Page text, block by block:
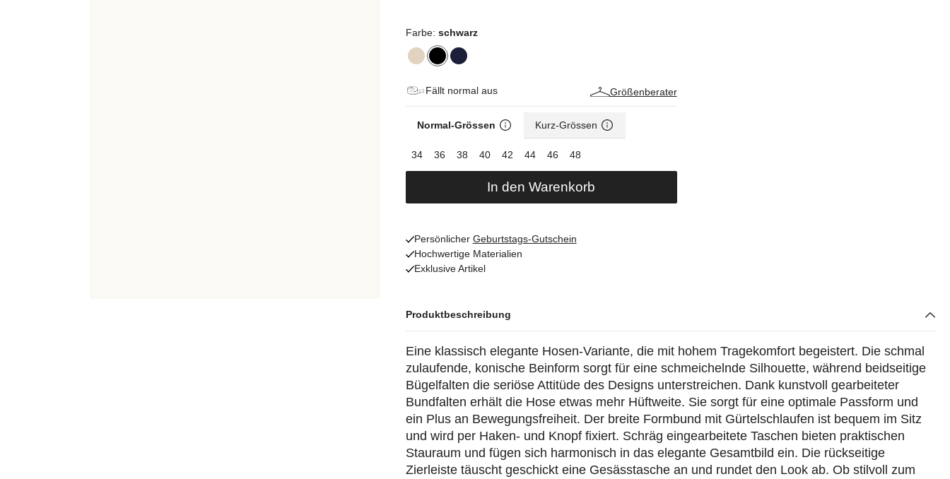
Farbe: schwarz
Fällt normal aus Größenberater
Normal-Grössen Kurz-Grössen
34 36 38 40 42 44 46 48
In den Warenkorb
Persönlicher Geburtstags-Gutschein
Hochwertige Materialien
Exklusive Artikel
Produktbeschreibung
Eine klassisch elegante Hosen-Variante, die mit hohem Tragekomfort begeistert. Die schmal
zulaufende, konische Beinform sorgt für eine schmeichelnde Silhouette, während beidseitige
Bügelfalten die seriöse Attitüde des Designs unterstreichen. Dank kunstvoll gearbeiteter
Bundfalten erhält die Hose etwas mehr Hüftweite. Sie sorgt für eine optimale Passform und
ein Plus an Bewegungsfreiheit. Der breite Formbund mit Gürtelschlaufen ist bequem im Sitz
und wird per Haken- und Knopf fixiert. Schräg eingearbeitete Taschen bieten praktischen
Stauraum und fügen sich harmonisch in das elegante Gesamtbild ein. Die rückseitige
Zierleiste täuscht geschickt eine Gesässtasche an und rundet den Look ab. Ob stilvoll zum